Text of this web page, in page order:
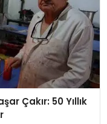
Çakır: 50 Yıllık